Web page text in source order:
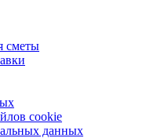
сметы
cookie
данных